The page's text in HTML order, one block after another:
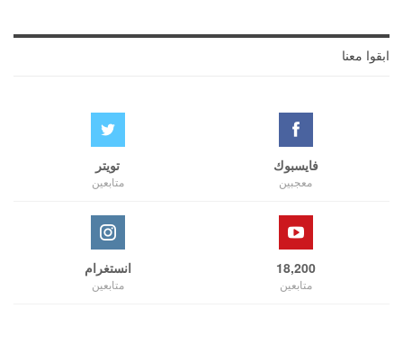
ابقوا معنا
فايسبوك
معجبين
تويتر
متابعين
18,200
متابعين
انستغرام
متابعين